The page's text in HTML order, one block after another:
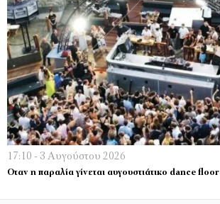
17:10 - 3 Αυγούστου 2026
Οταν η παραλία γίνεται αυγουστιάτικο dance floor